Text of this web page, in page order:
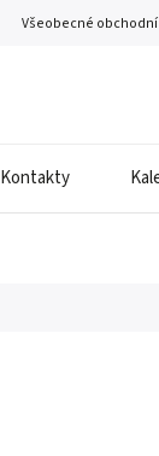
Všeobecné
Kontakty